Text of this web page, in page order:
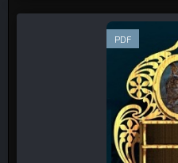
PDF